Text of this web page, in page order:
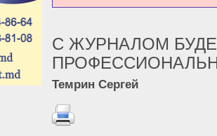
С ЖУРНАЛОМ
Темрин Сергей